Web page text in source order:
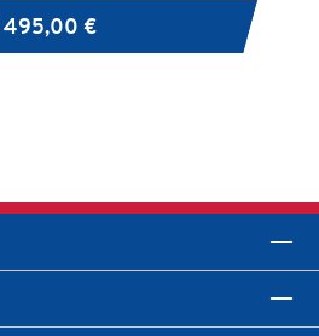
495,00 €